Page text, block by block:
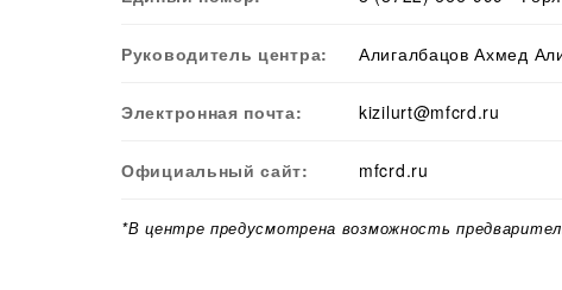
Руководитель центра: Алигалбацов Ахмед
Электронная почта: kizilurt@mfcrd.ru
Официальный сайт: mfcrd.ru
*В центре предусмотрена возможность